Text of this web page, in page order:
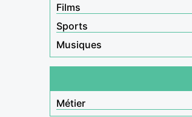
Films
Sports
Musiques
Métier